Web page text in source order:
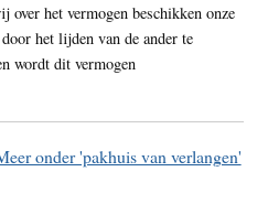
het vermogen beschikken onze
het lijden van de ander te
wordt dit vermogen
onder 'pakhuis van verlangen'